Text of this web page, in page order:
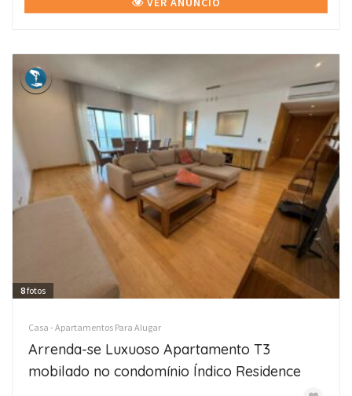
8fotos
Casa - Apartamentos Para Alugar
Arrenda-se Luxuoso Apartamento T3
mobilado no condomínio Índico Residence